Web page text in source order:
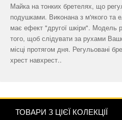
Майка на тонких бретелях, що
подушками. Виконана з м'якого та
має ефект "другої шкіри". Модель
того, щоб слідувати за рухами
місці протягом дня. Регульовані
хрест навхрест..
ТОВАРИ З ЦІЄЇ КОЛЕКЦІЇ